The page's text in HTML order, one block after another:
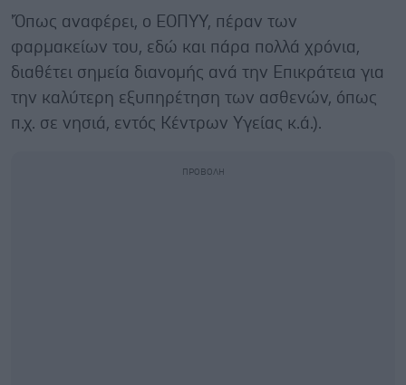
'Όπως αναφέρει, ο ΕΟΠΥΥ, πέραν των
φαρμακείων του, εδώ και πάρα πολλά χρόνια,
διαθέτει σημεία διανομής ανά την Επικράτεια για
την καλύτερη εξυπηρέτηση των ασθενών, όπως
π.χ. σε νησιά, εντός Κέντρων Υγείας κ.ά.).